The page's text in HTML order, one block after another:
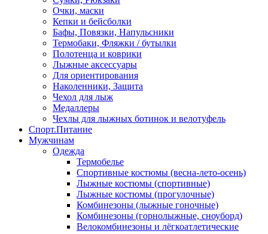
Очки, маски
Кепки и бейсболки
Бафы, Повязки, Напульсники
Термобаки, Фляжки / бутылки
Полотенца и коврики
Лыжные аксессуары
Для ориентирования
Наколенники, Защита
Чехол для лыж
Медаллеры
Чехлы для лыжных ботинок и велотуфель
Спорт.Питание
Мужчинам
Одежда
Термобелье
Спортивные костюмы (весна-лето-осень)
Лыжные костюмы (спортивные)
Лыжные костюмы (прогулочные)
Комбинезоны (лыжные гоночные)
Комбинезоны (горнолыжные, сноуборд)
Велокомбинезоны и лёгкоатлетические